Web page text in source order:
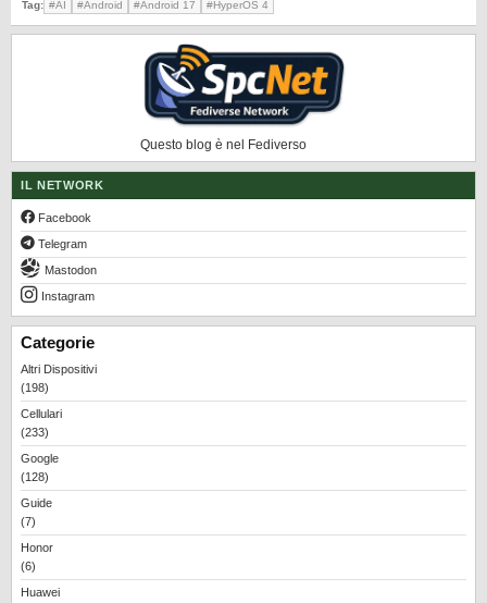
Tag: #AI #Android #Android 17 #HyperOS 4
Questo blog è nel Fediverso
IL NETWORK
Facebook
Telegram
Mastodon
Instagram
Categorie
Altri Dispositivi
(198)
Cellulari
(233)
Google
(128)
Guide
(7)
Honor
(6)
Huawei